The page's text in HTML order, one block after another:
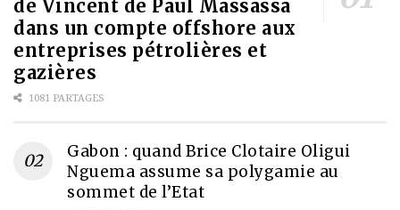
de Vincent de Paul Massassa
dans un compte offshore aux
entreprises pétrolières et
gazières
1081 PARTAGES
Gabon : quand Brice Clotaire Oligui
Nguema assume sa polygamie au
sommet de l’Etat